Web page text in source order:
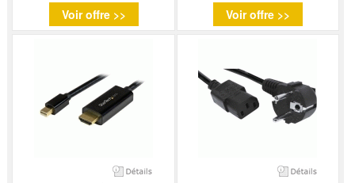
Voir offre >> Voir offre >>